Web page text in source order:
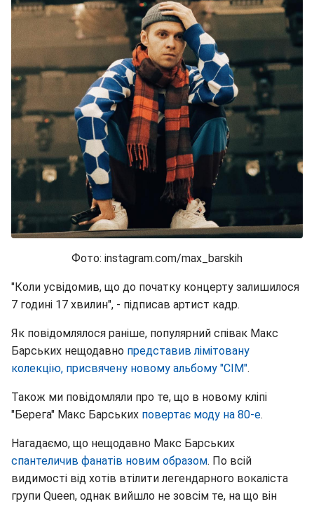
Фото: instagram.com/max_barskih
"Коли усвідомив, що до початку концерту залишилося
7 годині 17 хвилин", - підписав артист кадр.
Як повідомлялося раніше, популярний співак Макс
Барських нещодавно представив лімітовану
колекцію, присвячену новому альбому "СІМ".
Також ми повідомляли про те, що в новому кліпі
"Берега" Макс Барських повертає моду на 80-е.
Нагадаємо, що нещодавно Макс Барських
спантеличив фанатів новим образом. По всій
видимості від хотів втілити легендарного вокаліста
групи Queen, однак вийшло не зовсім те, на що він